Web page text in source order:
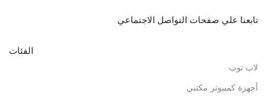
تابعنا علي صفحات التواصل الاجتماعي
الفئات
لاب توب
أجهزة كمبيوتر مكتبي